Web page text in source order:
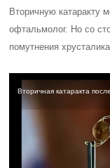
Вторичную катаракту
офтальмолог. Но со
помутнения хрусталика.
Вторичная катаракта